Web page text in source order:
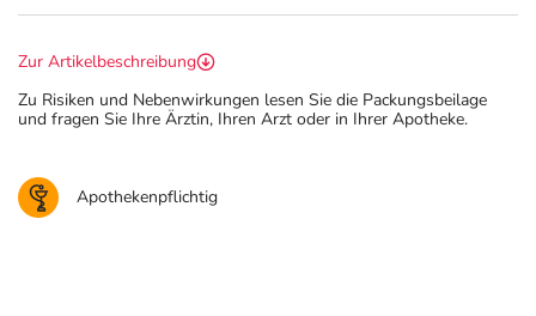
Zur Artikelbeschreibung
Zu Risiken und Nebenwirkungen lesen Sie die Packungsbeilage
und fragen Sie Ihre Ärztin, Ihren Arzt oder in Ihrer Apotheke.
Apothekenpflichtig